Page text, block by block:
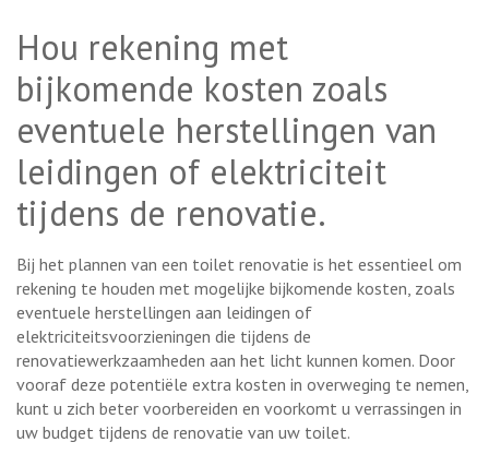
Hou rekening met
bijkomende kosten zoals
eventuele herstellingen van
leidingen of elektriciteit
tijdens de renovatie.
Bij het plannen van een toilet renovatie is het essentieel om
rekening te houden met mogelijke bijkomende kosten, zoals
eventuele herstellingen aan leidingen of
elektriciteitsvoorzieningen die tijdens de
renovatiewerkzaamheden aan het licht kunnen komen. Door
vooraf deze potentiële extra kosten in overweging te nemen,
kunt u zich beter voorbereiden en voorkomt u verrassingen in
uw budget tijdens de renovatie van uw toilet.